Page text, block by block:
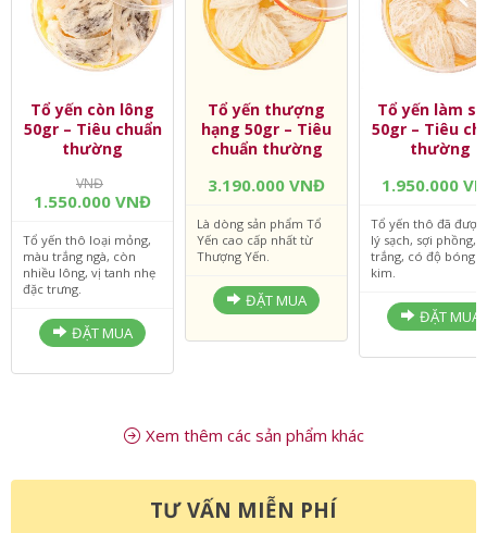
50gr – Tiêu chuẩn
thường
VNĐ
1.550.000 VNĐ
Tổ yến thô loại mỏng,
màu trắng ngà, còn
nhiều lông, vị tanh nhẹ
đặc trưng.
hạng 50gr – Tiêu
3.190.000 VNĐ
Là dòng sản phẩm Tổ
Yến cao cấp nhất từ
Thượng Yến.
50gr – Tiêu
1.950.000
lý sạch, sợi phồng,
trắng, có độ bóng
kim.
Xem thêm các sản phẩm khác